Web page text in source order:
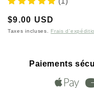
Prix
habituel
$9.00 USD
Taxes incluses. Frais
Paiements